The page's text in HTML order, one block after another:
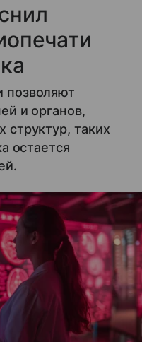
позволяют
и органов,
структур, таких
остается